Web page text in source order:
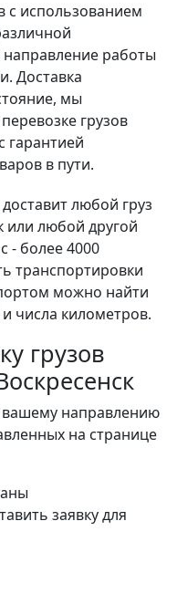
с использованием
работы
Доставка
мы
грузов
гарантией
в пути.
любой груз
или любой другой
- более 4000
транспортировки
можно найти
числа километров.
грузов
вашему направлению
на странице
заявку для